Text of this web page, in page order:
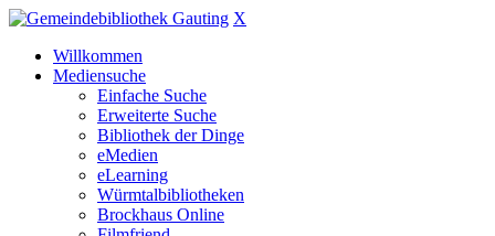
X
Willkommen
Mediensuche
Einfache Suche
Erweiterte Suche
Bibliothek der Dinge
eMedien
eLearning
Würmtalbibliotheken
Brockhaus Online